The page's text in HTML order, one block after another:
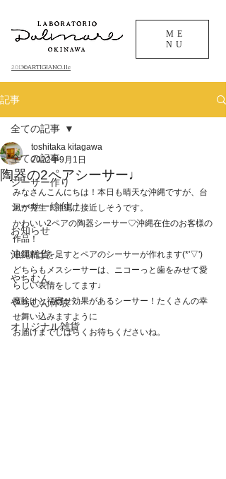
​2013©ARTIGIANO.llc
ME
NU
記事
全ての記事
シーサー作り
シーサー絵付け
お知らせ
沖縄雑貨
やちむん
やちむん体験
オリジナル雑貨
全ての記事
陶器の2ペアシーサー♩
toshitaka kitagawa
2022年9月1日
みなさんこんにちは！本日も晴天な沖縄ですが、台
風が発生！沖縄に接近しそうです。
かわいい2ペアの陶器シーサー♡沖縄在住のお客様の
作品！
追加粘土を足すとペアのシーサーが作れます(*'▽')
どちらもメスシーサーは、ニコーっと歯をみせて愛
らしい表情をしてます♩
魔除けと福寄せ効果があるシーサー！たくさんの幸
せ舞い込みますように
お届けまでしばらくお待ちくださいね。